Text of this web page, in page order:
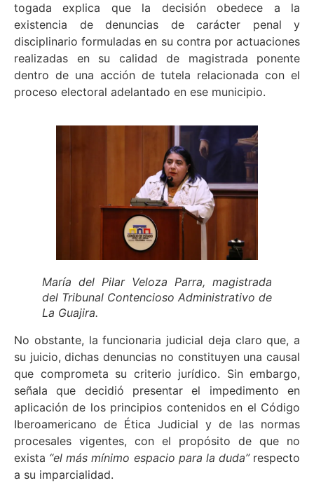
togada explica que la decisión obedece a la
existencia de denuncias de carácter penal y
disciplinario formuladas en su contra por actuaciones
realizadas en su calidad de magistrada ponente
dentro de una acción de tutela relacionada con el
proceso electoral adelantado en ese municipio.
María del Pilar Veloza Parra, magistrada
del Tribunal Contencioso Administrativo de
La Guajira.
No obstante, la funcionaria judicial deja claro que, a
su juicio, dichas denuncias no constituyen una causal
que comprometa su criterio jurídico. Sin embargo,
señala que decidió presentar el impedimento en
aplicación de los principios contenidos en el Código
Iberoamericano de Ética Judicial y de las normas
procesales vigentes, con el propósito de que no
exista “el más mínimo espacio para la duda”respecto
a su imparcialidad.